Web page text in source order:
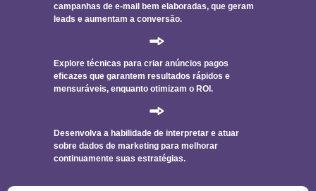
campanhas de e-mail bem elaboradas, que geram
leads e aumentam a conversão.
Explore técnicas para criar anúncios pagos
eficazes que garantem resultados rápidos e
mensuráveis, enquanto otimizam o ROI.
Desenvolva a habilidade de interpretar e atuar
sobre dados de marketing para melhorar
continuamente suas estratégias.